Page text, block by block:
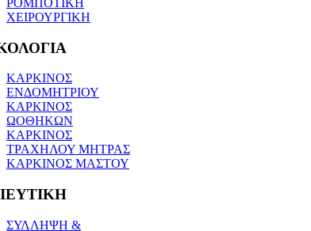
ΧΕΙΡΟΥΡΓΙΚΗ
ΚΑΡΚΙΝΟΣ
ΕΝΔΟΜΗΤΡΙΟΥ
ΚΑΡΚΙΝΟΣ
ΩΟΘΗΚΩΝ
ΚΑΡΚΙΝΟΣ
ΤΡΑΧΗΛΟΥ ΜΗΤΡΑΣ
ΚΑΡΚΙΝΟΣ ΜΑΣΤΟΥ
ΣΥΛΛΗΨΗ &